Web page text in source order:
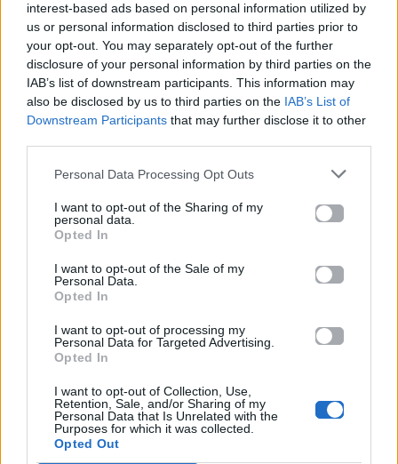
interest-based ads based on personal information utilized by
us or personal information disclosed to third parties prior to
your opt-out. You may separately opt-out of the further
disclosure of your personal information by third parties on the
IAB’s list of downstream participants. This information may
also be disclosed by us to third parties on the IAB’s List of
Downstream Participants that may further disclose it to other
Personal Data Processing Opt Outs
I want to opt-out of the Sharing of my
personal data.
Opted In
I want to opt-out of the Sale of my
Personal Data.
Opted In
I want to opt-out of processing my
Personal Data for Targeted Advertising.
Opted In
I want to opt-out of Collection, Use,
Retention, Sale, and/or Sharing of my
Personal Data that Is Unrelated with the
Purposes for which it was collected.
Opted Out
Χίλια κι ένα ψέματα
της καρδιάς τα αίματα,
κάλπικα τα λόγια σου,
άδειες υποσχέσεις..
Χίλια κι ένα ψέματα
της βραδιάς βολέματα,
έπαιξες και μ’ άφησες
μόνο στις προθέσεις..
Χαρακιές μείναν στα χείλη
τα ένοχα φιλιά σου,
ό, τι συζητώ..
Εγκατάλειψη και γύμνια
παρουσία απουσία
άλλη δε ζητώ..
Χίλια κι ένα ψέματα
της καρδιάς τα αίματα,
κάλπικα τα λόγια σου,